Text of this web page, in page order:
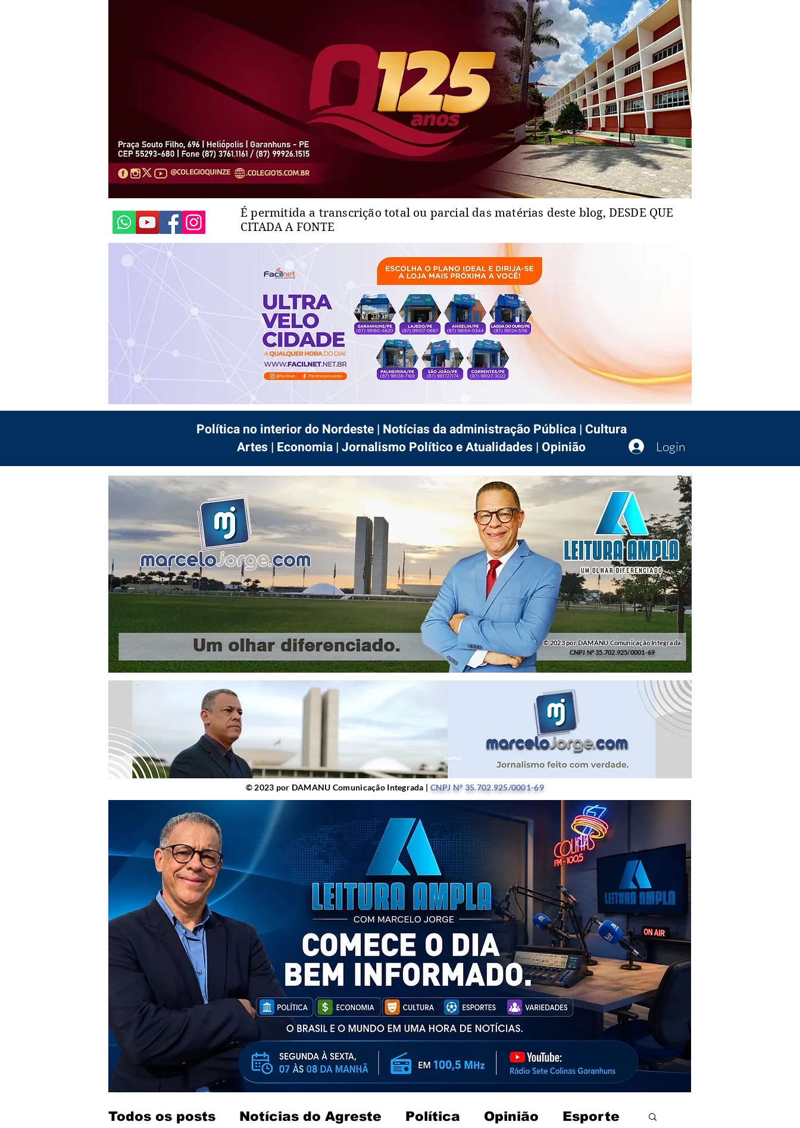
É permitida a transcrição total ou parcial das matérias deste blog, DESDE QUE
CITADA A FONTE
Login
Política no interior do Nordeste | Notícias da administração Pública | Cultura
Artes | Economia | Jornalismo Político e Atualidades | Opinião
© 2023 por DAMANU Comunicação Integrada
CNPJ Nº 35.702.925/0001-69
© 2023 por DAMANU Comunicação Integrada | CNPJ Nº 35.702.925/0001-69
© 2023 por DAMANU Comunicação Integrada | CNPJ Nº 35.702.925/0001-69
Todos os posts Notícias do Agreste Política Opinião Esporte